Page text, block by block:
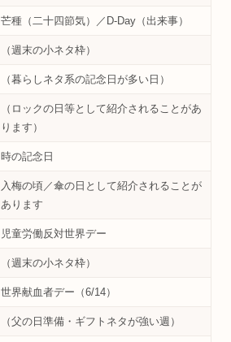
芒種（二十四節気）／D-Day（出来事）
（週末の小ネタ枠）
（暮らしネタ系の記念日が多い日）
（ロックの日等として紹介されることがあ
ります）
時の記念日
入梅の頃／傘の日として紹介されることが
あります
児童労働反対世界デー
（週末の小ネタ枠）
世界献血者デー（6/14）
（父の日準備・ギフトネタが強い週）